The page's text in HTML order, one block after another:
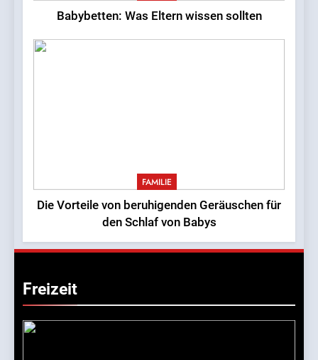
Babybetten: Was Eltern wissen sollten
FAMILIE
Die Vorteile von beruhigenden Geräuschen für
den Schlaf von Babys
Freizeit